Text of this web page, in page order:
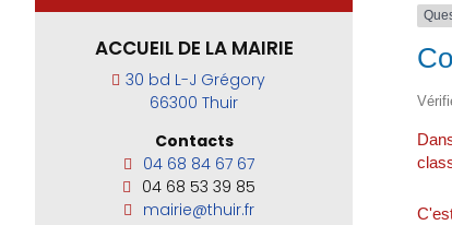
ACCUEIL DE LA MAIRIE
30 bd L-J Grégory
66300 Thuir
Contacts
04 68 84 67 67
04 68 53 39 85
mairie@thuir.fr